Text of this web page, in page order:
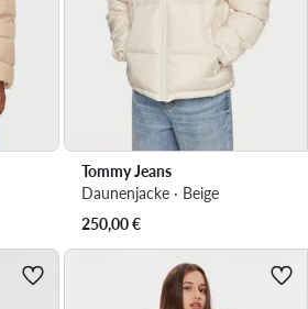
Tommy Jeans
Daunenjacke · Beige
250,00€